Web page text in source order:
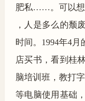
肥私……。可以想
，人是多么的颓
时间。1994年4
店买书，看到桂
脑培训班，教打
等电脑使用基础